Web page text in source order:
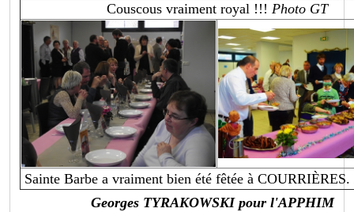
Couscous vraiment royal !!!Photo GT
Sainte Barbe a vraiment bien été fêtée à COURRIÈRES.
Georges TYRAKOWSKI pour l'APPHIM